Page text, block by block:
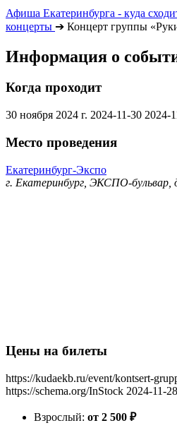
Афиша Екатеринбурга - куда
концерты ➔ Концерт группы
Информация о
Когда проходит
30 ноября 2024 г. 2024-11-30 2024-
Место проведения
Екатеринбург-Экспо
г. Екатеринбург, ЭКСПО-бульвар,
Цены на билеты
https://kudaekb.ru/event/kontsert-
https://schema.org/InStock 2024-11-
Взрослый: от 2 500 ₽